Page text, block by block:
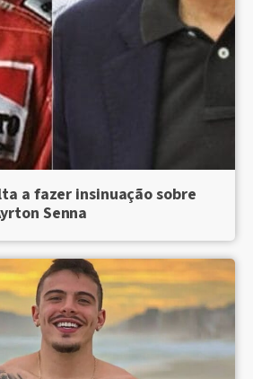
a fazer insinuação sobre
Senna